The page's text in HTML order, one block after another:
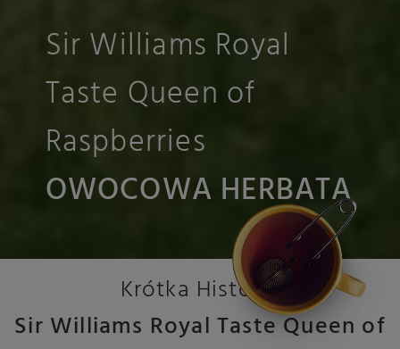
Sir Williams Royal
Taste Queen of
Raspberries
OWOCOWA HERBATA
Krótka Historia
Sir Williams Royal Taste Queen of